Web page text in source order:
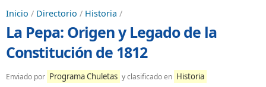
Inicio / Directorio / Historia /
La Pepa: Origen y Legado de la
Constitución de 1812
Enviado por Programa Chuletas y clasificado en Historia